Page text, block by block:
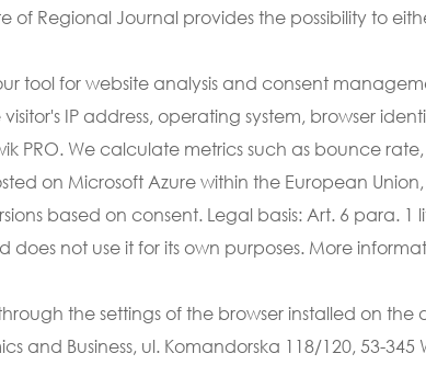
of Regional Journal provides the possibility to
tool for website analysis and consent
IP address, operating system, browser
PRO. We calculate metrics such as bounce
on Microsoft Azure within the European
based on consent. Legal basis: Art. 6 para. 1
not use it for its own purposes. More
the settings of the browser installed on
and Business, ul. Komandorska 118/120, 53-345